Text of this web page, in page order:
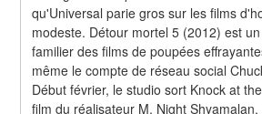
qu'Universal parie gros sur les films
modeste. Détour mortel 5 (2012) est
familier des films de poupées
même le compte de réseau social
Début février, le studio sort Knock at
film du réalisateur M. Night